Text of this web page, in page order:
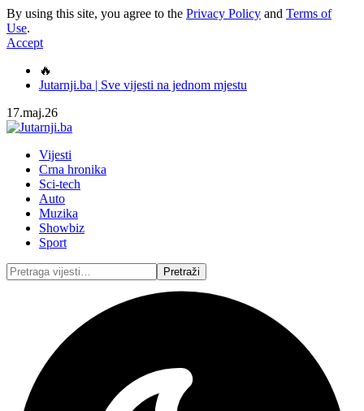
By using this site, you agree to the Privacy Policy and Terms of
Use.
Accept
🔥
Jutarnji.ba | Sve vijesti na jednom mjestu
17.maj.26
Vijesti
Crna hronika
Sci-tech
Auto
Muzika
Showbiz
Sport